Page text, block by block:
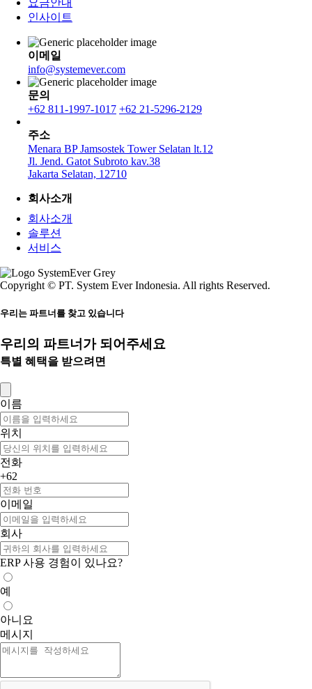
요금안내
인사이트
이메일
info@systemever.com
문의
+62 811-1997-1017 +62 21-5296-2129
주소
Menara BP Jamsostek Tower Selatan lt.12
Jl. Jend. Gatot Subroto kav.38
Jakarta Selatan, 12710
회사소개
회사소개
솔루션
서비스
Copyright © PT. System Ever Indonesia. All rights Reserved.
우리는 파트너를 찾고 있습니다
우리의 파트너가 되어주세요
특별 혜택을 받으려면
이름
위치
전화
+62
이메일
회사
ERP 사용 경험이 있나요?
예
아니요
메시지